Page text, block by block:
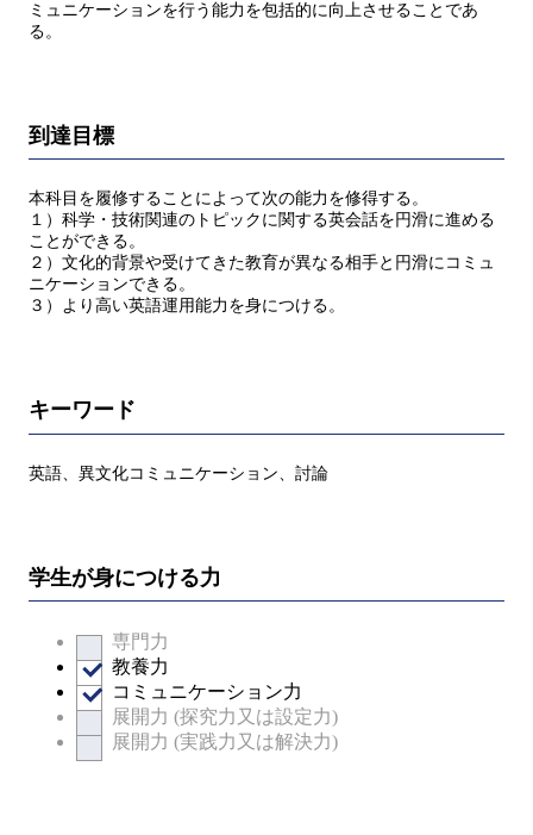
ミュニケーションを行う能力を包括的に向上させることであ
る。
到達目標
本科目を履修することによって次の能力を修得する。
１）科学・技術関連のトピックに関する英会話を円滑に進める
ことができる。
２）文化的背景や受けてきた教育が異なる相手と円滑にコミュ
ニケーションできる。
３）より高い英語運用能力を身につける。
キーワード
英語、異文化コミュニケーション、討論
学生が身につける力
専門力
教養力
コミュニケーション力
展開力 (探究力又は設定力)
展開力 (実践力又は解決力)